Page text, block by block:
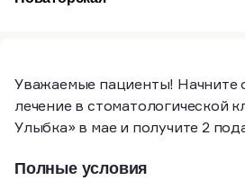
Уважаемые пациенты! Начните
лечение в стоматологической
Улыбка» в мае и получите 2
Полные условия